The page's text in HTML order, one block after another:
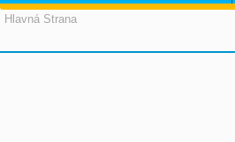
Hlavná Strana